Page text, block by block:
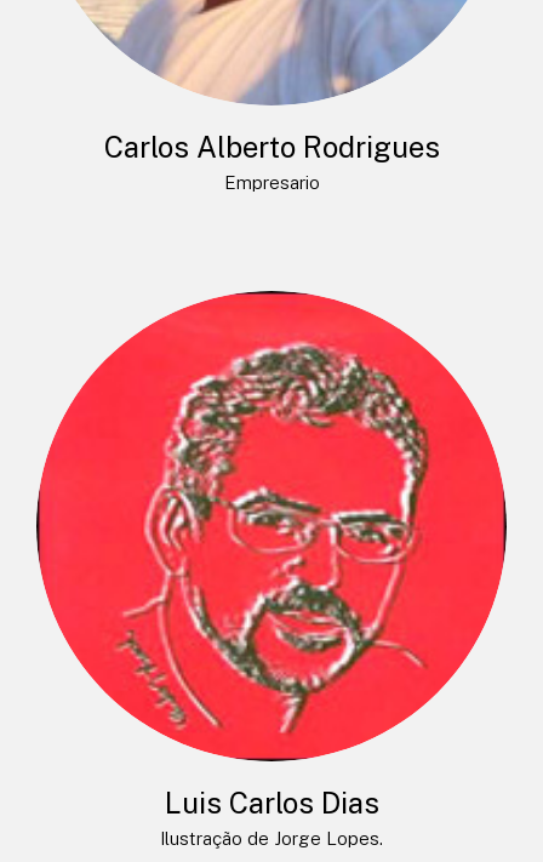
Carlos Alberto Rodrigues
Empresario
Luis Carlos Dias
Ilustração de Jorge Lopes.